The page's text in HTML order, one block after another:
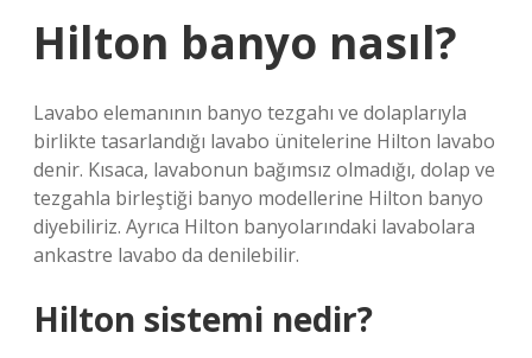
Hilton banyo nasıl?
Lavabo elemanının banyo tezgahı ve dolaplarıyla
birlikte tasarlandığı lavabo ünitelerine Hilton lavabo
denir. Kısaca, lavabonun bağımsız olmadığı, dolap ve
tezgahla birleştiği banyo modellerine Hilton banyo
diyebiliriz. Ayrıca Hilton banyolarındaki lavabolara
ankastre lavabo da denilebilir.
Hilton sistemi nedir?